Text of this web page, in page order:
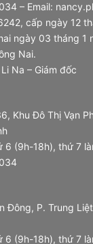
– Email:
cấp ngày 12
ngày 03 tháng 1
Nai.
Na – Giám đốc
Khu Đô Thị Vạn
6 (9h-18h), thứ 7
Đông, P. Trung
6 (9h-18h), thứ 7